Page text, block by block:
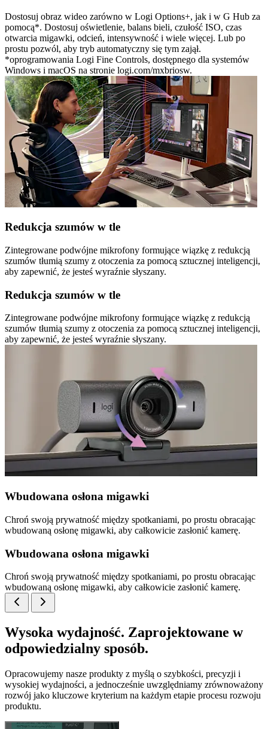
Dostosuj obraz wideo zarówno w Logi Options+, jak i w G Hub za
pomocą*. Dostosuj oświetlenie, balans bieli, czułość ISO, czas
otwarcia migawki, odcień, intensywność i wiele więcej. Lub po
prostu pozwól, aby tryb automatyczny się tym zajął.
*oprogramowania Logi Fine Controls, dostępnego dla systemów
Windows i macOS na stronie logi.com/mxbriosw.
Redukcja szumów w tle
Zintegrowane podwójne mikrofony formujące wiązkę z redukcją
szumów tłumią szumy z otoczenia za pomocą sztucznej inteligencji,
aby zapewnić, że jesteś wyraźnie słyszany.
Redukcja szumów w tle
Zintegrowane podwójne mikrofony formujące wiązkę z redukcją
szumów tłumią szumy z otoczenia za pomocą sztucznej inteligencji,
aby zapewnić, że jesteś wyraźnie słyszany.
Wbudowana osłona migawki
Chroń swoją prywatność między spotkaniami, po prostu obracając
wbudowaną osłonę migawki, aby całkowicie zasłonić kamerę.
Wbudowana osłona migawki
Chroń swoją prywatność między spotkaniami, po prostu obracając
wbudowaną osłonę migawki, aby całkowicie zasłonić kamerę.
Wysoka wydajność. Zaprojektowane w
odpowiedzialny sposób.
Opracowujemy nasze produkty z myślą o szybkości, precyzji i
wysokiej wydajności, a jednocześnie uwzględniamy zrównoważony
rozwój jako kluczowe kryterium na każdym etapie procesu rozwoju
produktu.